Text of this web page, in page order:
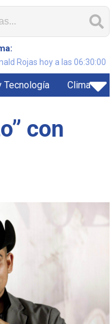
Rojas hoy a las 06:30:00
Tecnología Clima
con